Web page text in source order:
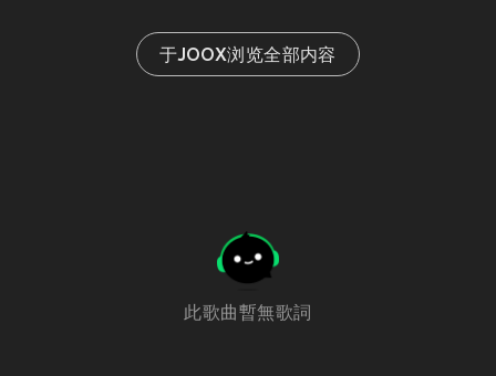
于JOOX浏览全部内容
此歌曲暫無歌詞